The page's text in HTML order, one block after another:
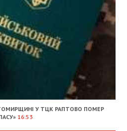
У ТЦК РАПТОВО ПОМЕР
16:53